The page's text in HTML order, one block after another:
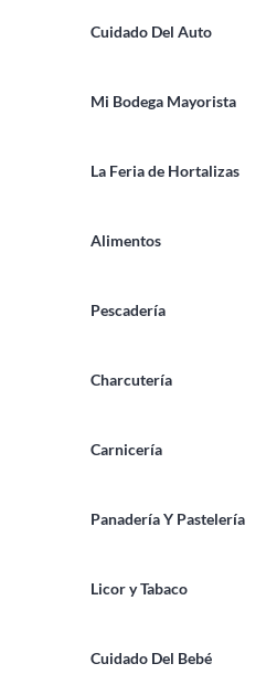
Cuidado Del Auto
Mi Bodega Mayorista
La Feria de Hortalizas
Alimentos
Pescadería
Charcutería
Carnicería
Panadería Y Pastelería
Licor y Tabaco
Cuidado Del Bebé